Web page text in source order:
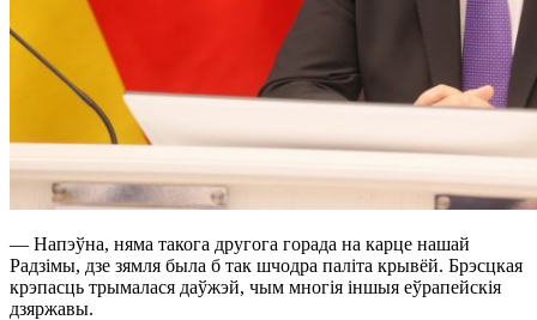
— Напэўна, няма такога другога горада на карце нашай
Радзімы, дзе зямля была б так шчодра паліта крывёй. Брэсцкая
крэпасць трымалася даўжэй, чым многія іншыя еўрапейскія
дзяржавы.